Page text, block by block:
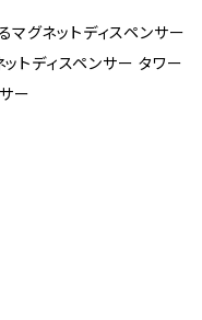
グネットディスペンサー
トディスペンサー タワー
ー